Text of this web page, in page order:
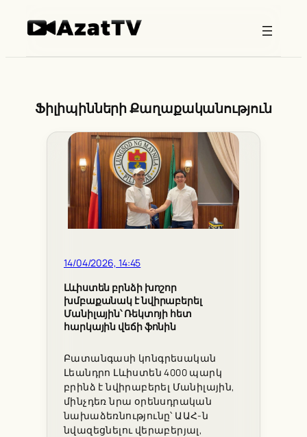
Ֆիլիպինների Քաղաքականություն
14/04/2026, 14:45
Լևիստեն բրնձի խոշոր
խմբաքանակ է նվիրաբերել
Մանիլային՝ Ռեկտոյի հետ
հարկային վեճի ֆոնին
Բատանգասի կոնգրեսական
Լեանդրո Լևիստեն 4000 պարկ
բրինձ է նվիրաբերել Մանիլային,
մինչդեռ նրա օրենսդրական
նախաձեռնությունը՝ ԱԱՀ-ն
նվազեցնելու վերաբերյալ,